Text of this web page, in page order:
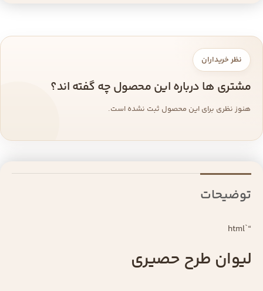
نظر خریداران
مشتری ها درباره این محصول چه گفته اند؟
هنوز نظری برای این محصول ثبت نشده است.
توضیحات
“`html
لیوان طرح حصیری